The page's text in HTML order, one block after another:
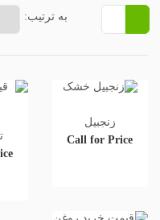
به ترتیب:
زنجبیل
Call for Price